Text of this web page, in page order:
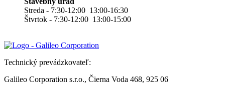
Streda - 7:30-12:00 13:00-16:30
Štvrtok - 7:30-12:00 13:00-15:00
Technický prevádzkovateľ:
Galileo Corporation s.r.o., Čierna Voda 468, 925 06